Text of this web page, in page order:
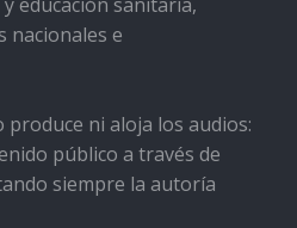
nacionales e
produce ni aloja los audios:
público a través de
siempre la autoría